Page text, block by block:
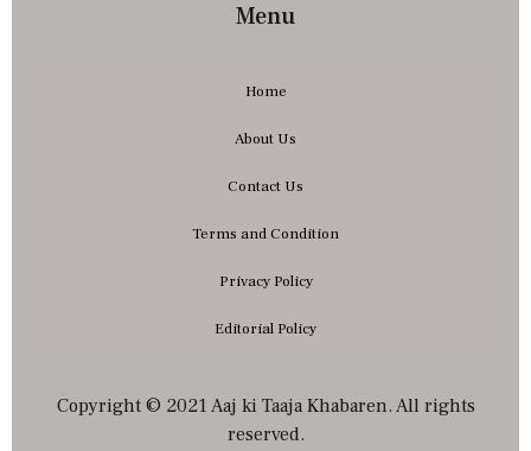
Menu
Home
About Us
Contact Us
Terms and Condition
Privacy Policy
Editorial Policy
Copyright © 2021 Aaj ki Taaja Khabaren. All rights
reserved.